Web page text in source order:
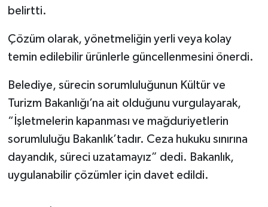
belirtti.
Çözüm olarak, yönetmeliğin yerli veya kolay
temin edilebilir ürünlerle güncellenmesini önerdi.
Belediye, sürecin sorumluluğunun Kültür ve
Turizm Bakanlığı’na ait olduğunu vurgulayarak,
“İşletmelerin kapanması ve mağduriyetlerin
sorumluluğu Bakanlık’tadır. Ceza hukuku sınırına
dayandık, süreci uzatamayız” dedi. Bakanlık,
uygulanabilir çözümler için davet edildi.